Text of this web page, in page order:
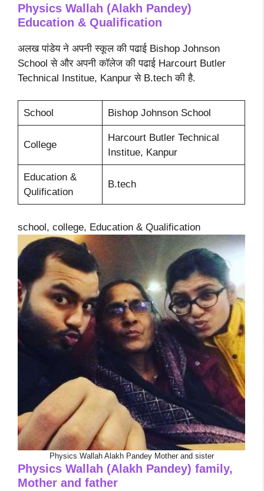
Physics Wallah (Alakh Pandey)
Education & Qualification
अलख पांडेय ने अपनी स्कूल की पढाई Bishop Johnson
School से और अपनी कॉलेज की पढाई Harcourt Butler
Technical Institue, Kanpur से B.tech की है.
School Bishop Johnson School
College
Harcourt Butler Technical
Institue, Kanpur
Education &
Qulification
B.tech
school, college, Education & Qualification
Physics Wallah Alakh Pandey Mother and sister
Physics Wallah (Alakh Pandey) family,
Mother and father